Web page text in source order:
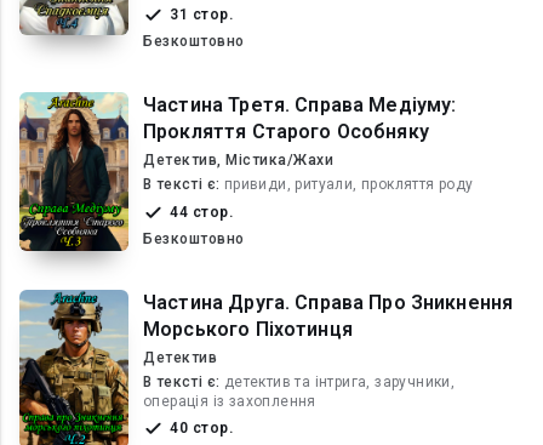
31 стор.
Безкоштовно
Частина Третя. Справа Медіуму:
Прокляття Старого Особняку
Детектив, Містика/Жахи
В текcті є: привиди, ритуали, прокляття роду
44 стор.
Безкоштовно
Частина Друга. Справа Про Зникнення
Морського Піхотинця
Детектив
В текcті є: детектив та інтрига, заручники,
операція із захоплення
40 стор.